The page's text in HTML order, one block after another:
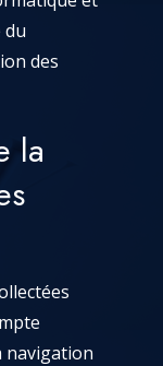
du
des
la
navigation